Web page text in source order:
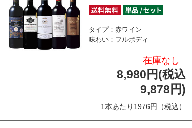
タイプ：赤ワイン
味わい：フルボディ
在庫なし
8,980円(税込
9,878円)
1本あたり1976円（税込）